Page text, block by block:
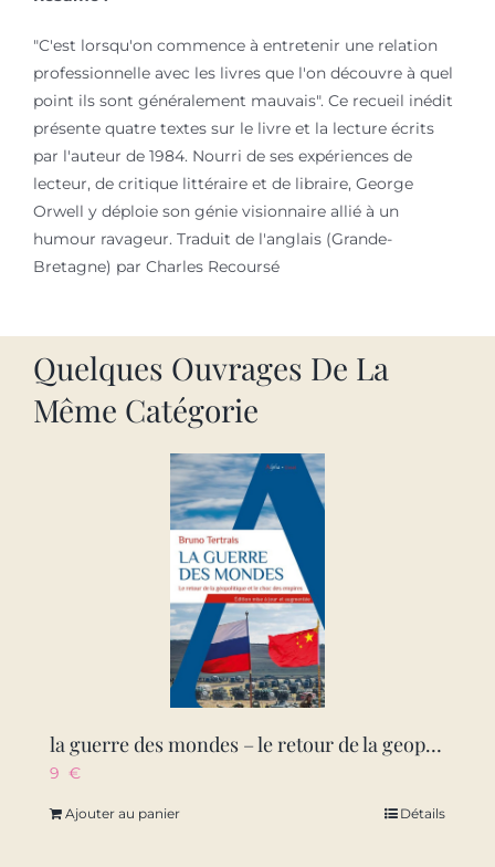
"C'est lorsqu'on commence à entretenir une relation
professionnelle avec les livres que l'on découvre à quel
point ils sont généralement mauvais". Ce recueil inédit
présente quatre textes sur le livre et la lecture écrits
par l'auteur de 1984. Nourri de ses expériences de
lecteur, de critique littéraire et de libraire, George
Orwell y déploie son génie visionnaire allié à un
humour ravageur. Traduit de l'anglais (Grande-
Bretagne) par Charles Recoursé
Quelques Ouvrages De La
Même Catégorie
la guerre des mondes – le retour de la geopolitique et le choc des empires
9 €
Ajouter au panier Détails